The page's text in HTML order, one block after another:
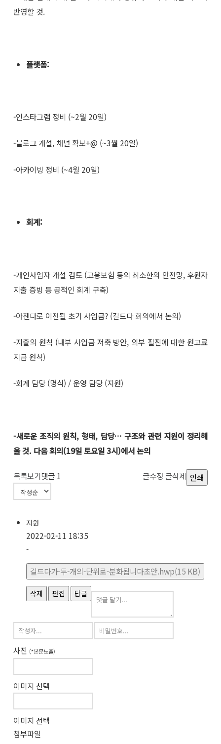
반영할 것.
플랫폼:
-인스타그램 정비 (~2월 20일)
-블로그 개설, 채널 확보+@ (~3월 20일)
-아카이빙 정비 (~4월 20일)
회계:
-개인사업자 개설 검토 (고용보험 등의 최소한의 안전망, 후원자
지출 증빙 등 공적인 회계 구축)
-아젠다로 이전될 초기 사업금? (길드다 회의에서 논의)
-지출의 원칙 (내부 사업금 저축 방안, 외부 필진에 대한 원고료
지급 원칙)
-회계 담당 (명식) / 운영 담당 (지원)
-새로운 조직의 원칙,형태, 담당… 구조와 관련 지원이 정리해
올 것. 다음 회의(19일 토요일3시)에서 논의
인쇄
목록보기 글수정 글삭제
댓글 1
지원
2022-02-11 18:35
-
길드다가-두-개의-단위로-분화됩니다초안.hwp(15 KB)
삭제 편집 답글
사진 (*본문노출)
이미지 선택
이미지 선택
첨부파일